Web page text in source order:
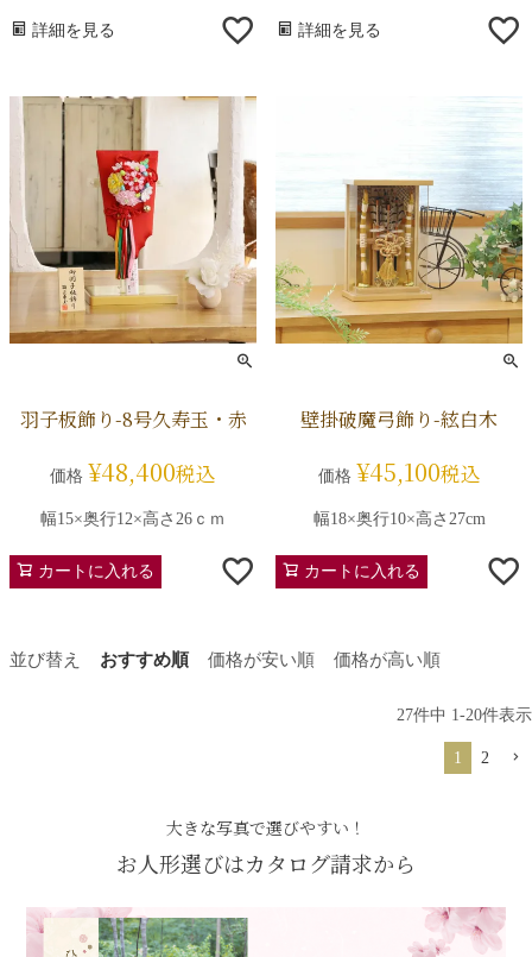
詳細を見る 詳細を見る
羽子板飾り-8号久寿玉・赤
価格 ¥48,400税込
幅15×奥行12×高さ26ｃｍ
カートに入れる
壁掛破魔弓飾り-絃白木
価格 ¥45,100税込
幅18×奥行10×高さ27cm
カートに入れる
並び替え おすすめ順 価格が安い順 価格が高い順
27件中 1-20件表示
1 2
大きな写真で選びやすい！
お人形選びはカタログ請求から